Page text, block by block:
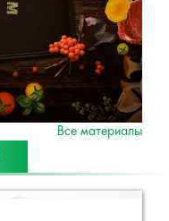
Все материалы